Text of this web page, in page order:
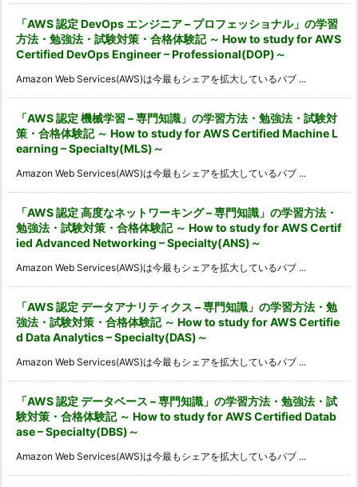
「AWS 認定 DevOps エンジニア – プロフェッショナル」の学習
方法・勉強法・試験対策・合格体験記 ～ How to study for AWS
Certified DevOps Engineer – Professional(DOP)～
Amazon Web Services(AWS)は今最もシェアを拡大しているパブ ...
「AWS 認定 機械学習 – 専門知識」の学習方法・勉強法・試験対
策・合格体験記 ～ How to study for AWS Certified Machine L
earning – Specialty(MLS)～
Amazon Web Services(AWS)は今最もシェアを拡大しているパブ ...
「AWS 認定 高度なネットワーキング – 専門知識」の学習方法・
勉強法・試験対策・合格体験記 ～ How to study for AWS Certif
ied Advanced Networking – Specialty(ANS)～
Amazon Web Services(AWS)は今最もシェアを拡大しているパブ ...
「AWS 認定 データアナリティクス – 専門知識」の学習方法・勉
強法・試験対策・合格体験記 ～ How to study for AWS Certifie
d Data Analytics – Specialty(DAS)～
Amazon Web Services(AWS)は今最もシェアを拡大しているパブ ...
「AWS 認定 データベース – 専門知識」の学習方法・勉強法・試
験対策・合格体験記 ～ How to study for AWS Certified Datab
ase – Specialty(DBS)～
Amazon Web Services(AWS)は今最もシェアを拡大しているパブ ...